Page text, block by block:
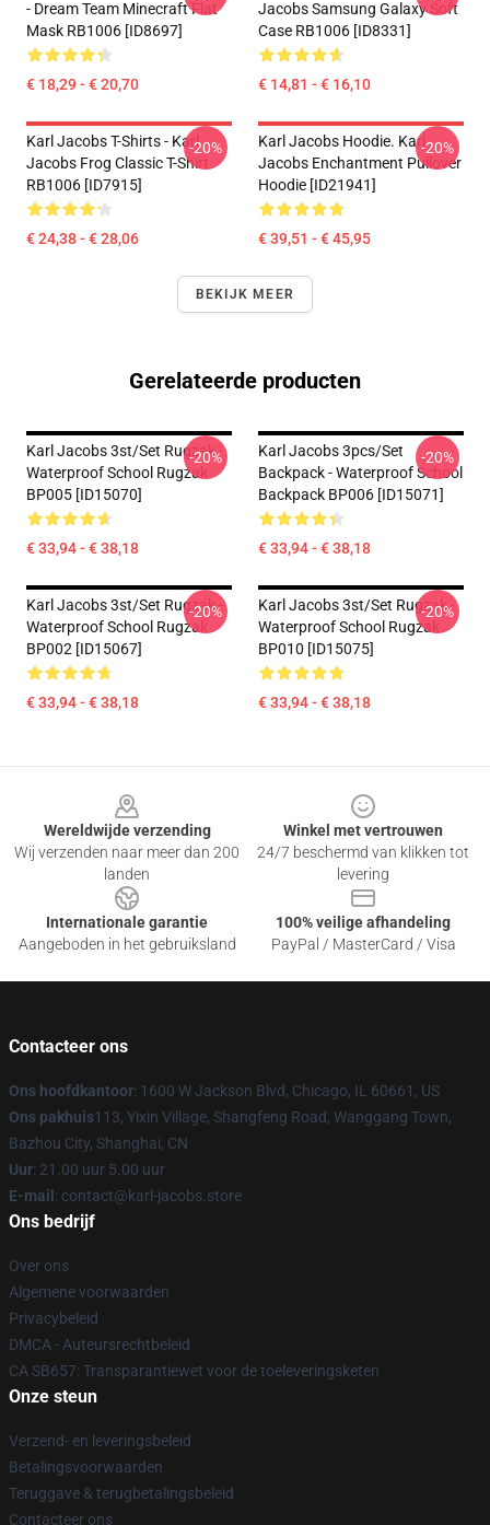
- Dream Team Minecraft Flat
Mask RB1006 [ID8697]
€ 18,29 - € 20,70
Jacobs Samsung Galaxy Soft
Case RB1006 [ID8331]
€ 14,81 - € 16,10
Karl Jacobs T-Shirts - Karl
Jacobs Frog Classic T-Shirt
RB1006 [ID7915]
€ 24,38 - € 28,06
-20%
Karl Jacobs Hoodie. Karl
Jacobs Enchantment Pullover
Hoodie [ID21941]
€ 39,51 - € 45,95
-20%
BEKIJK MEER
Gerelateerde producten
Karl Jacobs 3st/set Rugzak -
Waterproof School Rugzak
BP005 [ID15070]
€ 33,94 - € 38,18
-20%
Karl Jacobs 3pcs/set
Backpack - Waterproof School
Backpack BP006 [ID15071]
€ 33,94 - € 38,18
-20%
Karl Jacobs 3st/set Rugzak -
Waterproof School Rugzak
BP002 [ID15067]
€ 33,94 - € 38,18
-20%
Karl Jacobs 3st/set Rugzak -
Waterproof School Rugzak
BP010 [ID15075]
€ 33,94 - € 38,18
-20%
Wereldwijde verzending
Wij verzenden naar meer dan 200
landen
Winkel met vertrouwen
24/7 beschermd van klikken tot
levering
Internationale garantie
Aangeboden in het gebruiksland
100% veilige afhandeling
PayPal / MasterCard / Visa
Contacteer ons
Ons hoofdkantoor: 1600 W Jackson Blvd, Chicago, IL 60661, US
Ons pakhuis113, Yixin Village, Shangfeng Road, Wanggang Town,
Bazhou City, Shanghai, CN
Uur: 21.00 uur 5.00 uur
E-mail : contact@karl-jacobs.store
Ons bedrijf
Over ons
Algemene voorwaarden
Privacybeleid
DMCA - Auteursrechtbeleid
CA SB657: Transparantiewet voor de toeleveringsketen
Onze steun
Verzend- en leveringsbeleid
Betalingsvoorwaarden
Teruggave & terugbetalingsbeleid
Contacteer ons